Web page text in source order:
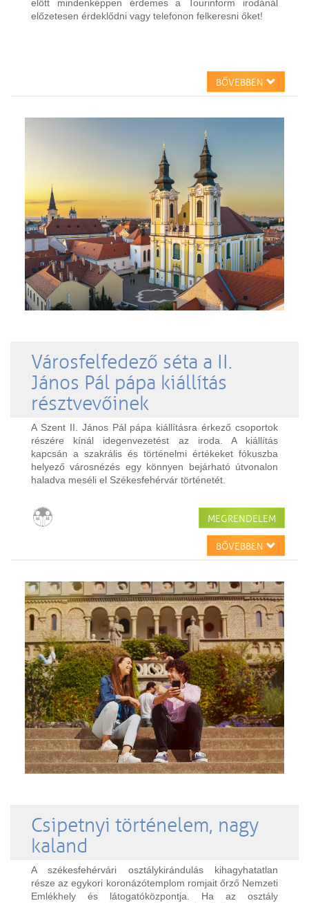
előtt mindenképpen érdemes a Tourinform irodánál
előzetesen érdeklődni vagy telefonon felkeresni őket!
BŐVEBBEN
Városfelfedező séta a II.
János Pál pápa kiállítás
résztvevőinek
A Szent II. János Pál pápa kiállításra érkező csoportok
részére kínál idegenvezetést az iroda. A kiállítás
kapcsán a szakrális és történelmi értékeket fókuszba
helyező városnézés egy könnyen bejárható útvonalon
haladva meséli el Székesfehérvár történetét.
MEGRENDELEM
BŐVEBBEN
Csipetnyi történelem, nagy
kaland
A székesfehérvári osztálykirándulás kihagyhatatlan
része az egykori koronázótemplom romjait őrző Nemzeti
Emlékhely és látogatóközpontja. Ha az osztály